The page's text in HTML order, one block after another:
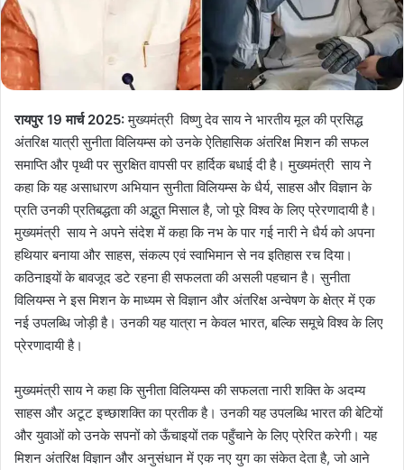
रायपुर 19 मार्च 2025:मुख्यमंत्री विष्णु देव साय ने भारतीय मूल की प्रसिद्ध
अंतरिक्ष यात्री सुनीता विलियम्स को उनके ऐतिहासिक अंतरिक्ष मिशन की सफल
समाप्ति और पृथ्वी पर सुरक्षित वापसी पर हार्दिक बधाई दी है। मुख्यमंत्री साय ने
कहा कि यह असाधारण अभियान सुनीता विलियम्स के धैर्य, साहस और विज्ञान के
प्रति उनकी प्रतिबद्धता की अद्भुत मिसाल है, जो पूरे विश्व के लिए प्रेरणादायी है।
मुख्यमंत्री साय ने अपने संदेश में कहा कि नभ के पार गई नारी ने धैर्य को अपना
हथियार बनाया और साहस, संकल्प एवं स्वाभिमान से नव इतिहास रच दिया।
कठिनाइयों के बावजूद डटे रहना ही सफलता की असली पहचान है। सुनीता
विलियम्स ने इस मिशन के माध्यम से विज्ञान और अंतरिक्ष अन्वेषण के क्षेत्र में एक
नई उपलब्धि जोड़ी है। उनकी यह यात्रा न केवल भारत, बल्कि समूचे विश्व के लिए
प्रेरणादायी है।
मुख्यमंत्री साय ने कहा कि सुनीता विलियम्स की सफलता नारी शक्ति के अदम्य
साहस और अटूट इच्छाशक्ति का प्रतीक है। उनकी यह उपलब्धि भारत की बेटियों
और युवाओं को उनके सपनों को ऊँचाइयों तक पहुँचाने के लिए प्रेरित करेगी। यह
मिशन अंतरिक्ष विज्ञान और अनुसंधान में एक नए युग का संकेत देता है, जो आने